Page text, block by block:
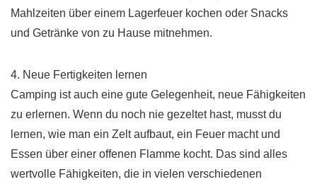
Mahlzeiten über einem Lagerfeuer kochen oder Snacks
und Getränke von zu Hause mitnehmen.
4. Neue Fertigkeiten lernen
Camping ist auch eine gute Gelegenheit, neue Fähigkeiten
zu erlernen. Wenn du noch nie gezeltet hast, musst du
lernen, wie man ein Zelt aufbaut, ein Feuer macht und
Essen über einer offenen Flamme kocht. Das sind alles
wertvolle Fähigkeiten, die in vielen verschiedenen